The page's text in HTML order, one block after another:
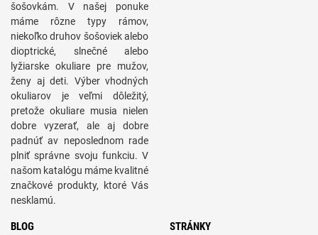
šošovkám. V našej ponuke
máme rôzne typy rámov,
niekoľko druhov šošoviek alebo
dioptrické, slnečné alebo
lyžiarske okuliare pre mužov,
ženy aj deti. Výber vhodných
okuliarov je veľmi dôležitý,
pretože okuliare musia nielen
dobre vyzerať, ale aj dobre
padnúť av neposlednom rade
plniť správne svoju funkciu. V
našom katalógu máme kvalitné
značkové produkty, ktoré Vás
nesklamú.
BLOG STRÁNKY